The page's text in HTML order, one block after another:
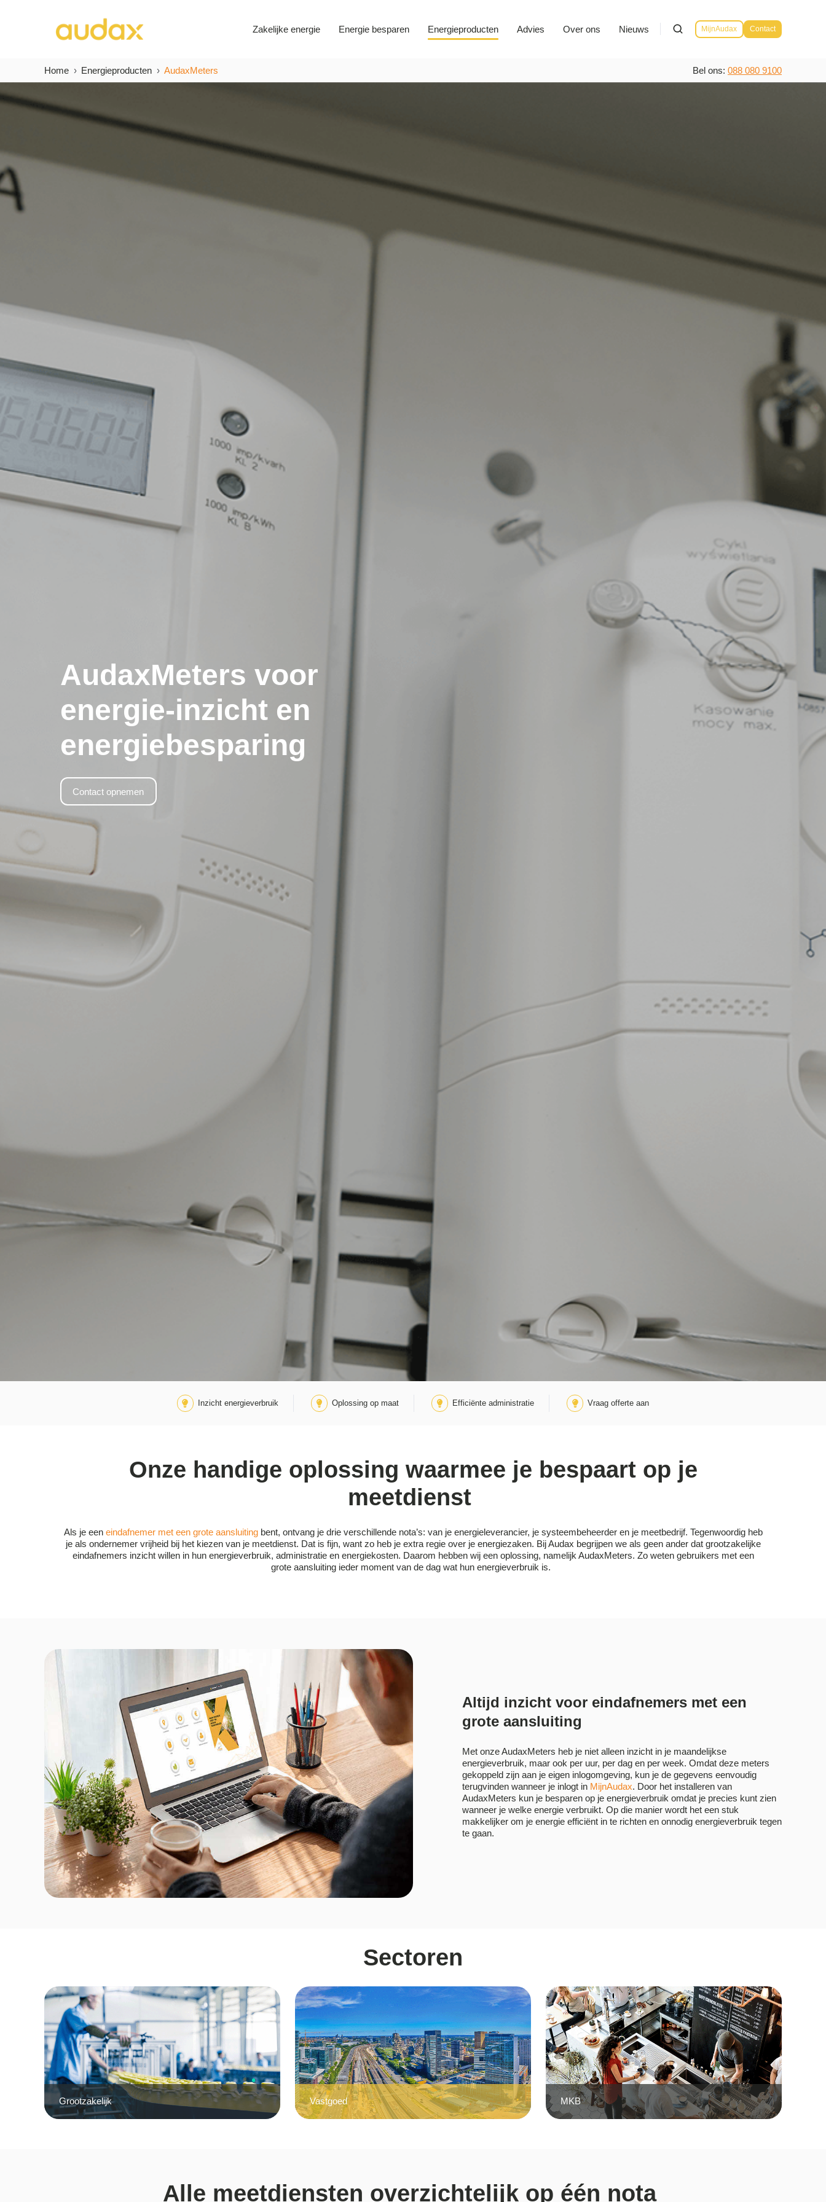
Zakelijke energie Energie besparen Energieproducten Advies Over ons Nieuws MijnAudax Contact
Home Energieproducten AudaxMeters Bel ons: 088 080 9100
AudaxMeters voor
energie-inzicht en
energiebesparing
Contact opnemen
Inzicht energieverbruik Oplossing op maat Efficiënte administratie Vraag offerte aan
Onze handige oplossing waarmee je bespaart op je
meetdienst
Als je een eindafnemer met een grote aansluitingbent, ontvang je drie verschillende nota’s: van je energieleverancier, je systeembeheerder en je meetbedrijf. Tegenwoordig heb
je als ondernemer vrijheid bij het kiezen van je meetdienst. Dat is fijn, want zo heb je extra regie over je energiezaken. Bij Audax begrijpen we als geen ander dat grootzakelijke
eindafnemers inzicht willen in hun energieverbruik, administratie en energiekosten. Daarom hebben wij een oplossing, namelijk AudaxMeters. Zo weten gebruikers met een
grote aansluiting ieder moment van de dag wat hun energieverbruik is.
Altijd inzicht voor eindafnemers met een
grote aansluiting
Met onze AudaxMeters heb je niet alleen inzicht in je maandelijkse
energieverbruik, maar ook per uur, per dag en per week. Omdat deze meters
gekoppeld zijn aan je eigen inlogomgeving, kun je de gegevens eenvoudig
terugvinden wanneer je inlogt in MijnAudax. Door het installeren van
AudaxMeters kun je besparen op je energieverbruik omdat je precies kunt zien
wanneer je welke energie verbruikt. Op die manier wordt het een stuk
makkelijker om je energie efficiënt in te richten en onnodig energieverbruik tegen
te gaan.
Sectoren
Grootzakelijk Vastgoed MKB
Alle meetdiensten overzichtelijk op één nota